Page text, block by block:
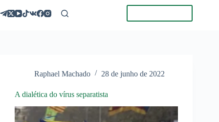
Raphael Machado 28 de junho de 2022
A dialética do vírus separatista